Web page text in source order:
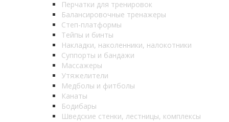
Перчатки для тренировок
Балансировочные тренажеры
Степ-платформы
Тейпы и бинты
Накладки, наколенники, налокотники
Суппорты и бандажи
Массажеры
Утяжелители
Медболы и фитболы
Канаты
Бодибары
Шведские стенки, лестницы, комплексы